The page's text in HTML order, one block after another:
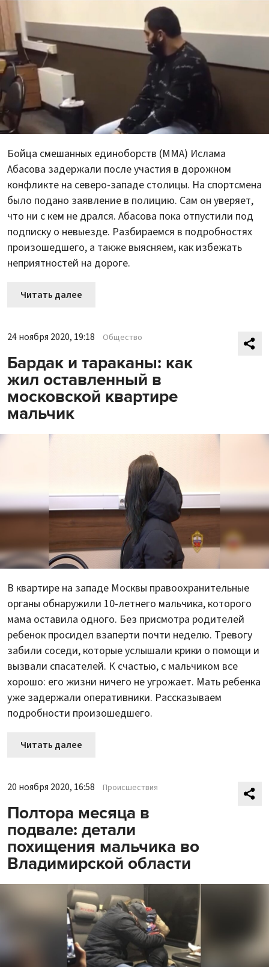
Бойца смешанных единоборств (MMА) Ислама
Абасова задержали после участия в дорожном
конфликте на северо-западе столицы. На спортсмена
было подано заявление в полицию. Сам он уверяет,
что ни с кем не дрался. Абасова пока отпустили под
подписку о невыезде. Разбираемся в подробностях
произошедшего, а также выясняем, как избежать
неприятностей на дороге.
Читать далее
24 ноября 2020, 19:18 Общество
Бардак и тараканы: как
жил оставленный в
московской квартире
мальчик
В квартире на западе Москвы правоохранительные
органы обнаружили 10-летнего мальчика, которого
мама оставила одного. Без присмотра родителей
ребенок просидел взаперти почти неделю. Тревогу
забили соседи, которые услышали крики о помощи и
вызвали спасателей. К счастью, с мальчиком все
хорошо: его жизни ничего не угрожает. Мать ребенка
уже задержали оперативники. Рассказываем
подробности произошедшего.
Читать далее
20 ноября 2020, 16:58 Происшествия
Полтора месяца в
подвале: детали
похищения мальчика во
Владимирской области